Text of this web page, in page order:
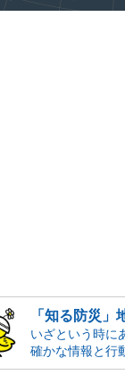
「知る防災」
いざという時に
確かな情報と行